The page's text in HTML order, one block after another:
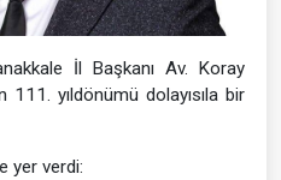
İl Başkanı Av. Koray
yıldönümü dolayısıla bir
yer verdi: